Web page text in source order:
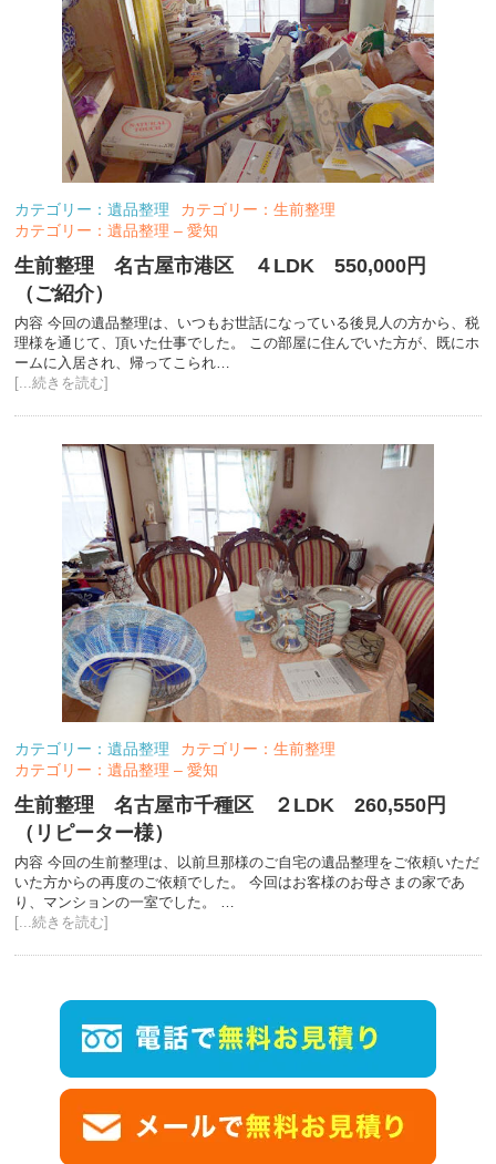
カテゴリー：遺品整理
カテゴリー：生前整理
カテゴリー：遺品整理 – 愛知
生前整理 名古屋市港区 ４LDK 550,000円
（ご紹介）
内容 今回の遺品整理は、いつもお世話になっている後見人の方から、税
理様を通じて、頂いた仕事でした。 この部屋に住んでいた方が、既にホ
ームに入居され、帰ってこられ…
[...続きを読む]
カテゴリー：遺品整理
カテゴリー：生前整理
カテゴリー：遺品整理 – 愛知
生前整理 名古屋市千種区 ２LDK 260,550円
（リピーター様）
内容 今回の生前整理は、以前旦那様のご自宅の遺品整理をご依頼いただ
いた方からの再度のご依頼でした。 今回はお客様のお母さまの家であ
り、マンションの一室でした。 …
[...続きを読む]